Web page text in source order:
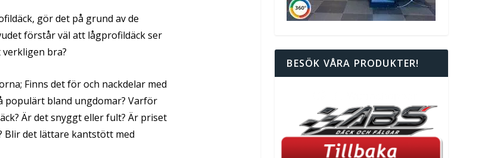
gör det på grund av de
förstår väl att lågprofildäck ser
bra?
Finns det för och nackdelar med
populärt bland ungdomar? Varför
Är det snyggt eller fult? Är priset
Blir det lättare kantstött med
BESÖK VÅRA PRODUKTER!